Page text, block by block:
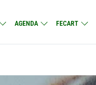
AGENDA FECART